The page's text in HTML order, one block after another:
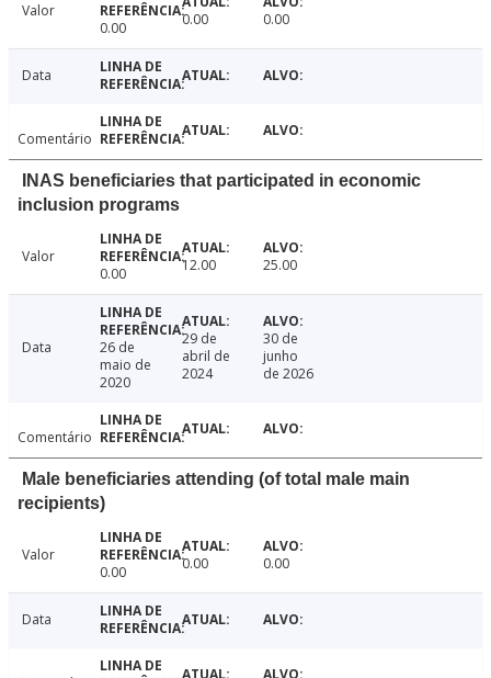
Valor
0.00
0.00 0.00
Data
Comentário
INAS beneficiaries that participated in economic
inclusion programs
Valor
0.00
12.00 25.00
Data
26 de
maio de
2020
29 de
abril de
2024
30 de
junho
de 2026
Comentário
Male beneficiaries attending (of total male main
recipients)
Valor
0.00
0.00 0.00
Data